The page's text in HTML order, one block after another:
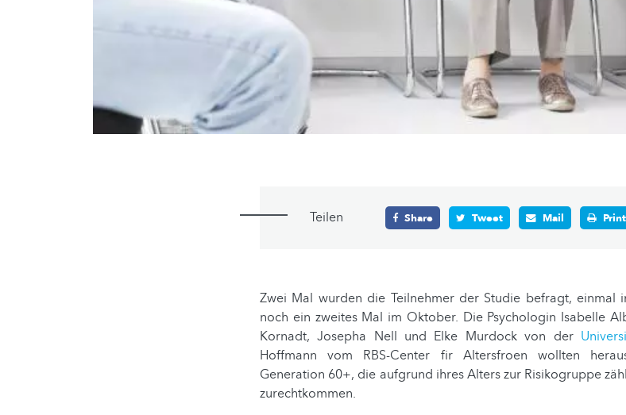
Teilen Share Tweet Mail Print
Zwei Mal wurden die Teilnehmer der Studie befragt, einmal
noch ein zweites Mal im Oktober. Die Psychologin Isabelle
Kornadt, Josepha Nell und Elke Murdock von der
Hoffmann vom RBS-Center fir Altersfroen wollten
Generation 60+, die aufgrund ihres Alters zur Risikogruppe
zurechtkommen.